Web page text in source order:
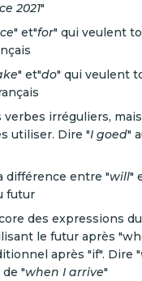
2021"
" et"for" qui veulent
" et"do" qui veulent
verbes irréguliers,
utiliser. Dire "I goed"
différence entre "will"
futur
des expressions
le futur après
après "if". Dire "
"when I arrive"